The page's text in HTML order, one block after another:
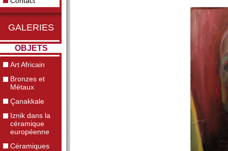
GALERIES
OBJETS
Art Africain
Bronzes et
Métaux
Çanakkale
Iznik dans la
céramique
européenne
Céramiques